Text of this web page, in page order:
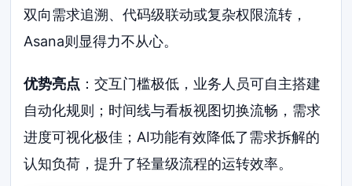
双向需求追溯、代码级联动或复杂权限流转，
Asana则显得力不从心。
优势亮点 ：交互门槛极低，业务人员可自主搭建
自动化规则；时间线与看板视图切换流畅，需求
进度可视化极佳；AI功能有效降低了需求拆解的
认知负荷，提升了轻量级流程的运转效率。